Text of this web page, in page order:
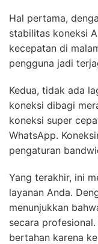
Hal pertama,
stabilitas koneksi
kecepatan di
pengguna jadi
Kedua, tidak ada
koneksi dibagi
koneksi super
WhatsApp.
pengaturan
Yang terakhir, ini
layanan Anda.
menunjukkan
secara
bertahan karena